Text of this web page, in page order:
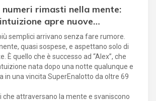
numeri rimasti nella mente:
apre nuove
semplici arrivano senza fare rumore.
quasi sospese, e aspettano solo di
È quello che è successo ad “Alex”, che
nata dopo una notte qualunque e
in una vincita SuperEnalotto da oltre 69
che attraversano la mente e svaniscono